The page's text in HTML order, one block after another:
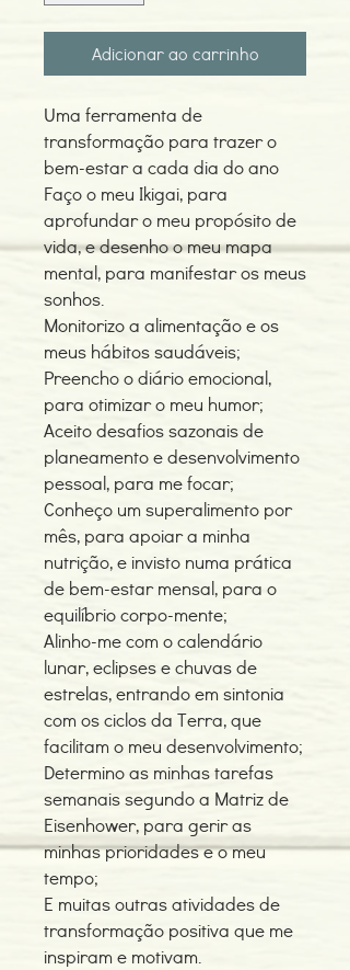
Adicionar ao carrinho
Uma ferramenta de
transformação para trazer o
bem-estar a cada dia do ano
Faço o meu Ikigai, para
aprofundar o meu propósito de
vida, e desenho o meu mapa
mental, para manifestar os meus
sonhos.
Monitorizo a alimentação e os
meus hábitos saudáveis;
Preencho o diário emocional,
para otimizar o meu humor;
Aceito desafios sazonais de
planeamento e desenvolvimento
pessoal, para me focar;
Conheço um superalimento por
mês, para apoiar a minha
nutrição, e invisto numa prática
de bem-estar mensal, para o
equilíbrio corpo-mente;
Alinho-me com o calendário
lunar, eclipses e chuvas de
estrelas, entrando em sintonia
com os ciclos da Terra, que
facilitam o meu desenvolvimento;
Determino as minhas tarefas
semanais segundo a Matriz de
Eisenhower, para gerir as
minhas prioridades e o meu
tempo;
E muitas outras atividades de
transformação positiva que me
inspiram e motivam.